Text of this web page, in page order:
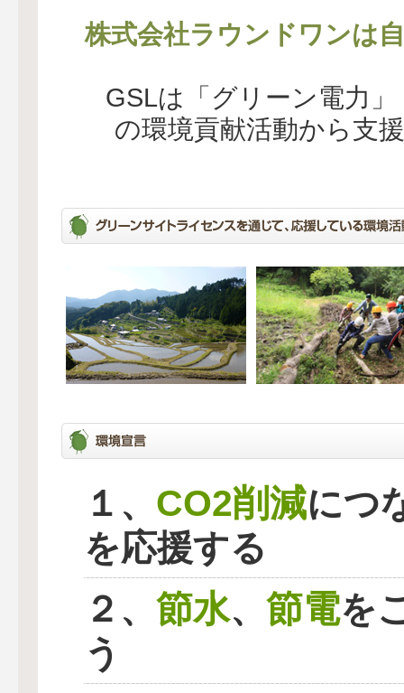
株式会社ラウンドワンは
GSLは「グリーン電力
の環境貢献活動から支
１、 CO2削減につ
を応援する
２、 節水、 節電を
う